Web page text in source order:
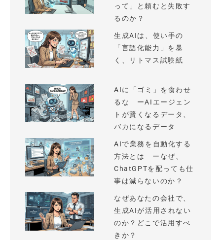
って」と頼むと失敗す
るのか？
生成AIは、使い手の
「言語化能力」を暴
く、リトマス試験紙
AIに「ゴミ」を食わせ
るな ーAIエージェン
トが賢くなるデータ、
バカになるデータ
AIで業務を自動化する
方法とは ーなぜ、
ChatGPTを配っても仕
事は減らないのか？
なぜあなたの会社で、
生成AIが活用されない
のか？どこで活用すべ
きか？